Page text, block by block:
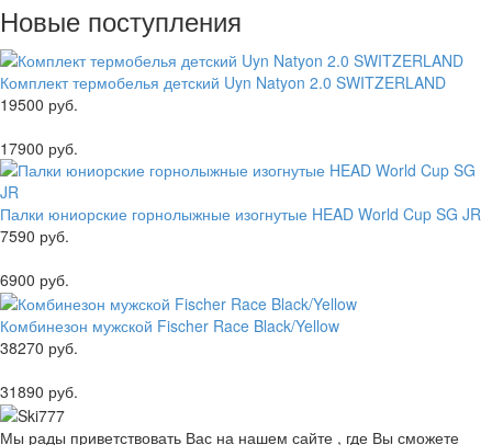
Новые поступления
Комплект термобелья детский Uyn Natyon 2.0 SWITZERLAND
19500 руб.
17900 руб.
Палки юниорские горнолыжные изогнутые HEAD World Cup SG JR
7590 руб.
6900 руб.
Комбинезон мужской Fischer Race Black/Yellow
38270 руб.
31890 руб.
Мы рады приветствовать Вас на нашем сайте , где Вы сможете